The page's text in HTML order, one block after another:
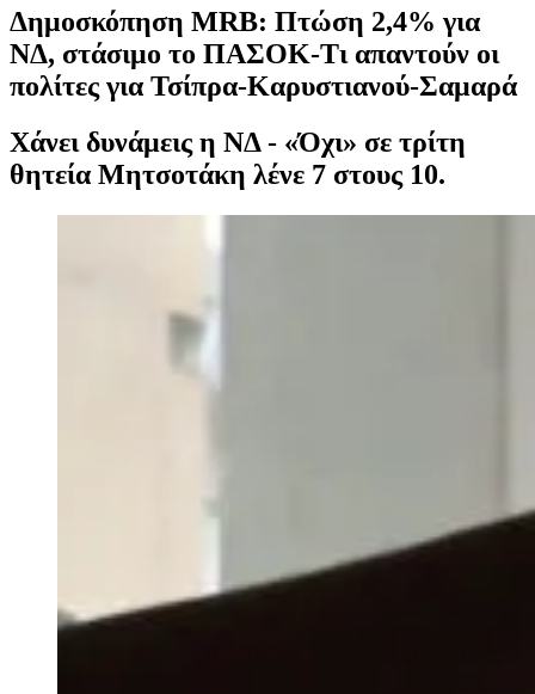
Δημοσκόπηση MRB: Πτώση 2,4% για
ΝΔ, στάσιμο το ΠΑΣΟΚ-Τι απαντούν οι
πολίτες για Τσίπρα-Καρυστιανού-Σαμαρά
Χάνει δυνάμεις η ΝΔ - «Όχι» σε τρίτη
θητεία Μητσοτάκη λένε 7 στους 10.